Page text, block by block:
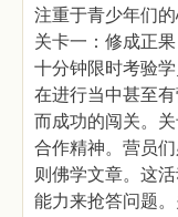
注重于青少年们
关卡一：修成正
十分钟限时考验
在进行当中甚至
而成功的闯关。
合作精神。营员
则佛学文章。这
能力来抢答问题